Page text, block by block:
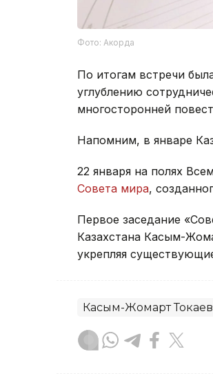
Фото: Акорда
По итогам встречи
углублению
многосторонней
Напомним, в январе
22 января на полях
Совета мира,
Первое заседание
Казахстана Касым-
укрепляя
Касым-Жомарт Токаев